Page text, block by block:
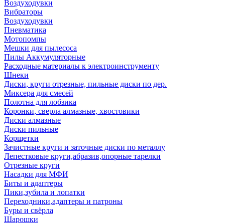
Воздуходувки
Вибраторы
Воздуходувки
Пневматика
Мотопомпы
Мешки для пылесоса
Пилы Аккумуляторные
Расходные материалы к электроинструменту
Шнеки
Диски, круги отрезные, пильные диски по дер.
Миксера для смесей
Полотна для лобзика
Коронки, сверла алмазные, хвостовики
Диски алмазные
Диски пильные
Корщетки
Зачистные круги и заточные диски по металлу
Лепестковые круги,абразив,опорные тарелки
Отрезные круги
Насадки для МФИ
Биты и адаптеры
Пики,зубила и лопатки
Переходники,адаптеры и патроны
Буры и свёрла
Шарошки